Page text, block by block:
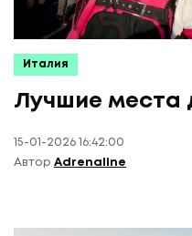
Италия
Лучшие места
15-01-2026 16:42:00
Автор Adrenaline